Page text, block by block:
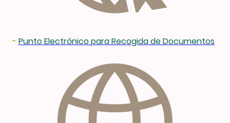
- Punto Electrónico para Recogida de Documentos